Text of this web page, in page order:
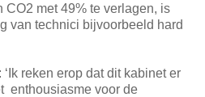
CO2 met 49% te verlagen, is
van technici bijvoorbeeld hard
reken erop dat dit kabinet er
enthousiasme voor de